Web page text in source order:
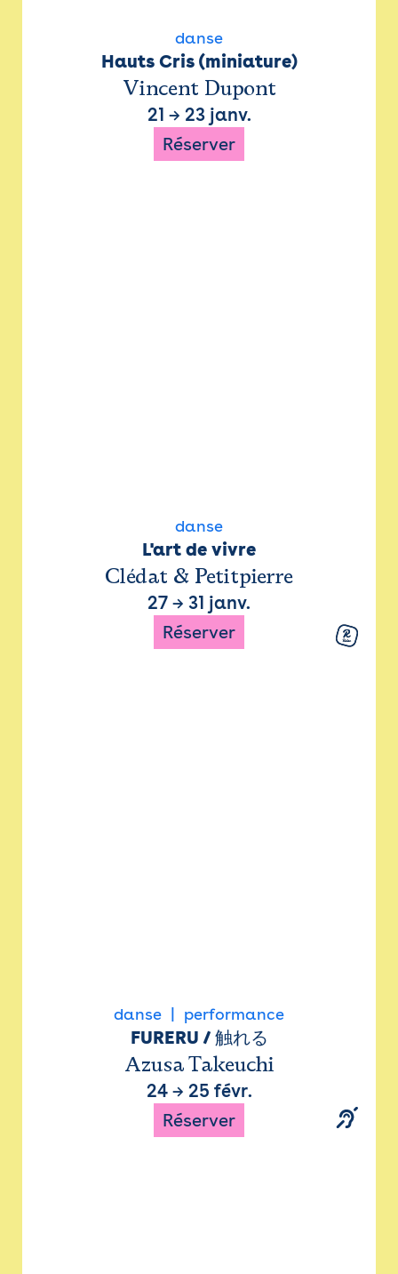
danse
Hauts Cris (miniature)
Vincent Dupont
21 → 23 janv.
Réserver
danse
L'art de vivre
Clédat & Petitpierre
27 → 31 janv.
Réserver
danse performance
FURERU / 触れる
Azusa Takeuchi
24→ 25 févr.
Réserver